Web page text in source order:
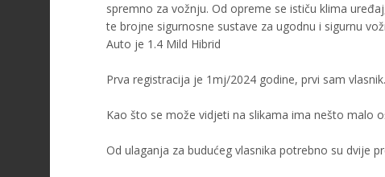
spremno za vožnju. Od opreme se ističu klima
te brojne sigurnosne sustave za ugodnu i sigurnu
Auto je 1.4 Mild Hibrid
Prva registracija je 1mj/2024 godine, prvi sam vlasnik.
Kao što se može vidjeti na slikama ima nešto malo
Od ulaganja za budućeg vlasnika potrebno su dvije